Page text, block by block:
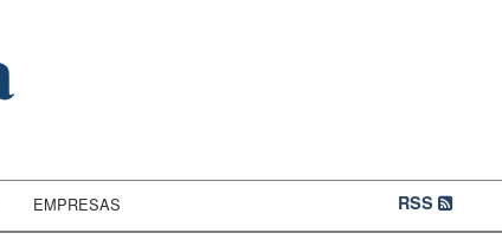
EMPRESAS RSS